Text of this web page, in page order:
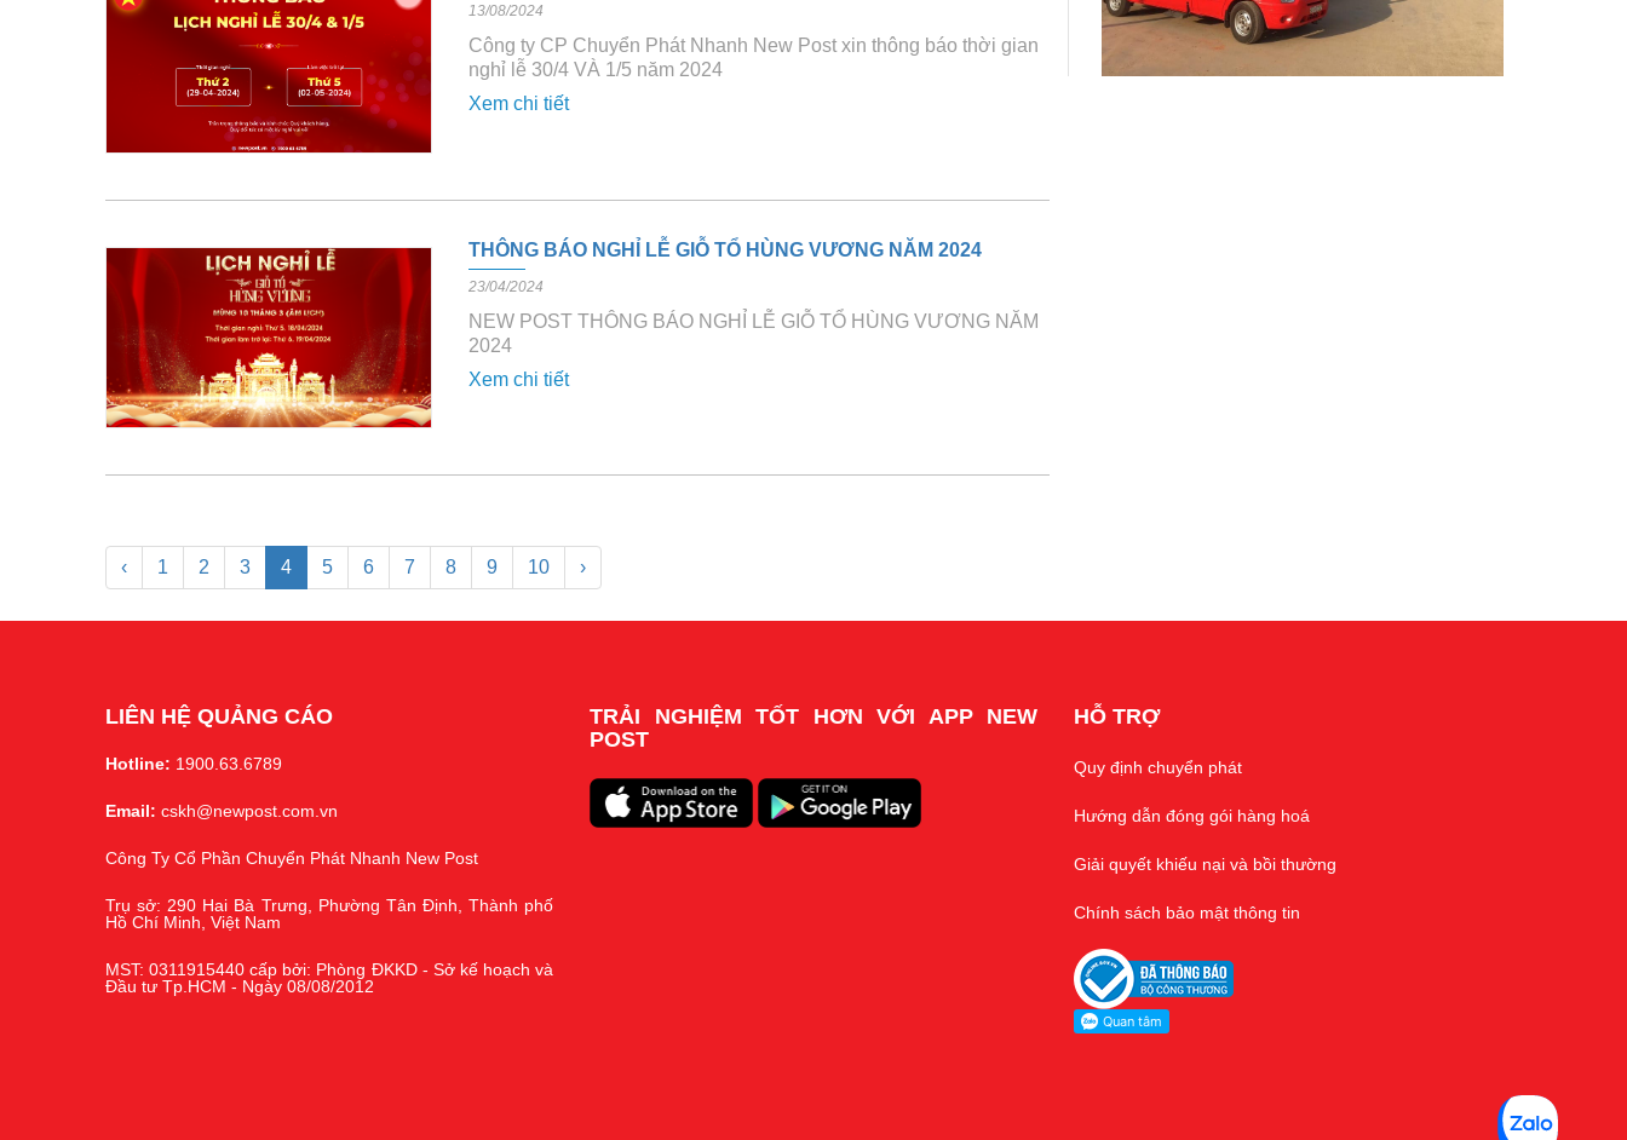
13/08/2024
Công ty CP Chuyển Phát Nhanh New Post xin thông báo thời gian
nghỉ lễ 30/4 VÀ 1/5 năm 2024
Xem chi tiết
THÔNG BÁO NGHỈ LỄ GIỖ TỔ HÙNG VƯƠNG NĂM 2024
23/04/2024
NEW POST THÔNG BÁO NGHỈ LỄ GIỖ TỔ HÙNG VƯƠNG NĂM
2024
Xem chi tiết
‹ 1 2 3 4 5 6 7 8 9 10 ›
LIÊN HỆ QUẢNG CÁO
Hotline: 1900.63.6789
Email: cskh@newpost.com.vn
Công Ty Cổ Phần Chuyển Phát Nhanh New Post
Trụ sở: 290 Hai Bà Trưng, Phường Tân Định, Thành phố
Hồ Chí Minh, Việt Nam
MST: 0311915440 cấp bởi: Phòng ĐKKD - Sở kế hoạch và
Đầu tư Tp.HCM - Ngày 08/08/2012
TRẢI NGHIỆM TỐT HƠN VỚI APP NEW
POST
HỖ TRỢ
Quy định chuyển phát
Hướng dẫn đóng gói hàng hoá
Giải quyết khiếu nại và bồi thường
Chính sách bảo mật thông tin